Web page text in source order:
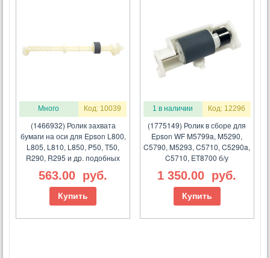
Много Код: 10039
(1466932) Ролик захвата
бумаги на оси для Epson L800,
L805, L810, L850, P50, T50,
R290, R295 и др. подобных
563.00 руб.
Купить
1 в наличии Код: 12296
(1775149) Ролик в сборе для
Epson WF M5799a, M5290,
C5790, M5293, C5710, C5290a,
C5710, ET8700 б/у
1 350.00 руб.
Купить